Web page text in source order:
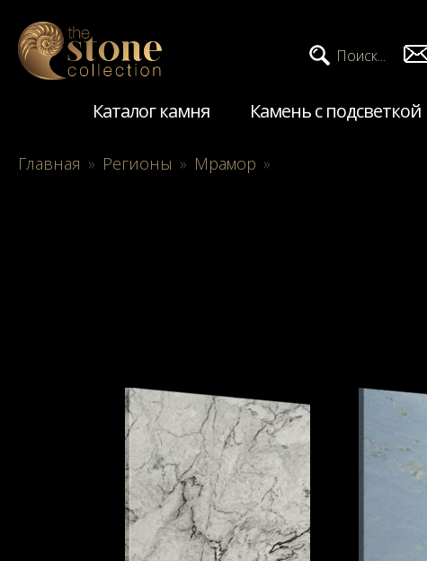
Поиск...
Каталог камня Камень с подсветкой
Главная » Регионы » Мрамор »